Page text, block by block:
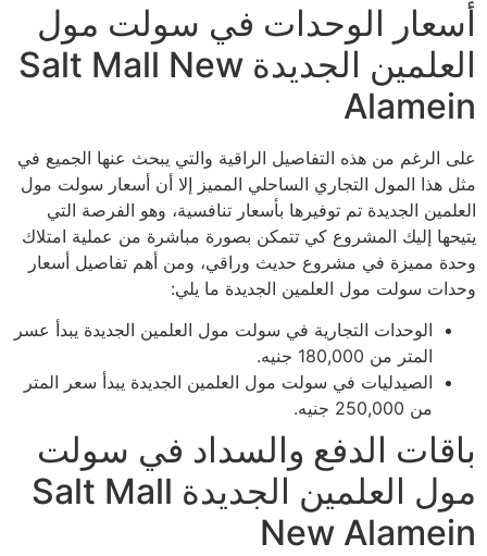
أسعار الوحدات في سولت مول
العلمين الجديدة Salt Mall New
Alamein
على الرغم من هذه التفاصيل الراقية والتي يبحث عنها الجميع في
مثل هذا المول التجاري الساحلي المميز إلا أن أسعار سولت مول
العلمين الجديدة تم توفيرها بأسعار تنافسية، وهو الفرصة التي
يتيحها إليك المشروع كي تتمكن بصورة مباشرة من عملية امتلاك
وحدة مميزة في مشروع حديث وراقي، ومن أهم تفاصيل أسعار
وحدات سولت مول العلمين الجديدة ما يلي:
الوحدات التجارية في سولت مول العلمين الجديدة يبدأ عسر
المتر من 180,000 جنيه.
الصيدليات في سولت مول العلمين الجديدة يبدأ سعر المتر
من 250,000 جنيه.
باقات الدفع والسداد في سولت
مول العلمين الجديدة Salt Mall
New Alamein